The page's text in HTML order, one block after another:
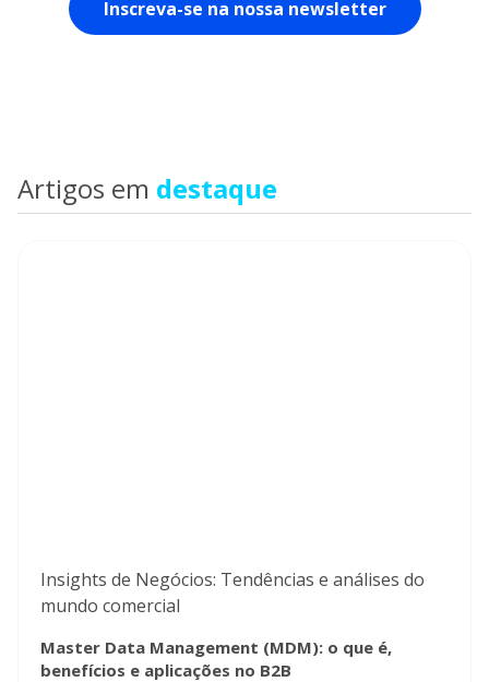
Artigos em destaque
Insights de Negócios: Tendências e análises do
mundo comercial
Master Data Management (MDM): o que é,
benefícios e aplicações no B2B